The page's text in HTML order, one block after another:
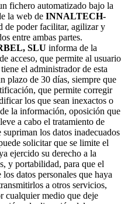
fichero automatizado bajo la
la web de INNALTECH-
de poder facilitar, agilizar y
entre ambas partes.
SLU informa de la
acceso, que permite al usuario
el administrador de esta
plazo de 30 días, siempre que
que permite corregir
los que sean inexactos o
la información, oposición que
a cabo el tratamiento de
los datos inadecuados
solicitar que se limite el
ejercido su derecho a la
y portabilidad, para que el
datos personales que haya
a otros servicios,
cualquier medio que deje